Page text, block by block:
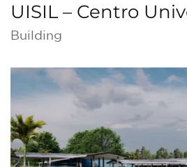
UISIL – Centro
Quepos
Building